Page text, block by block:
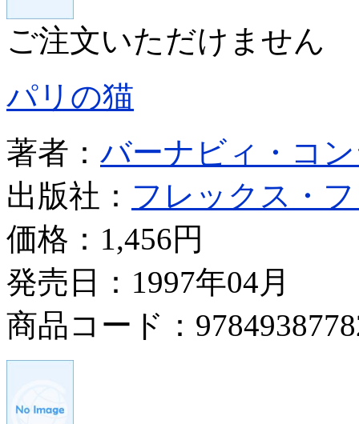
ご注文いただけません
パリの猫
著者： バーナビィ・コ
出版社： フレックス・
価格： 1,456円
発売日：1997年04月
商品コード：